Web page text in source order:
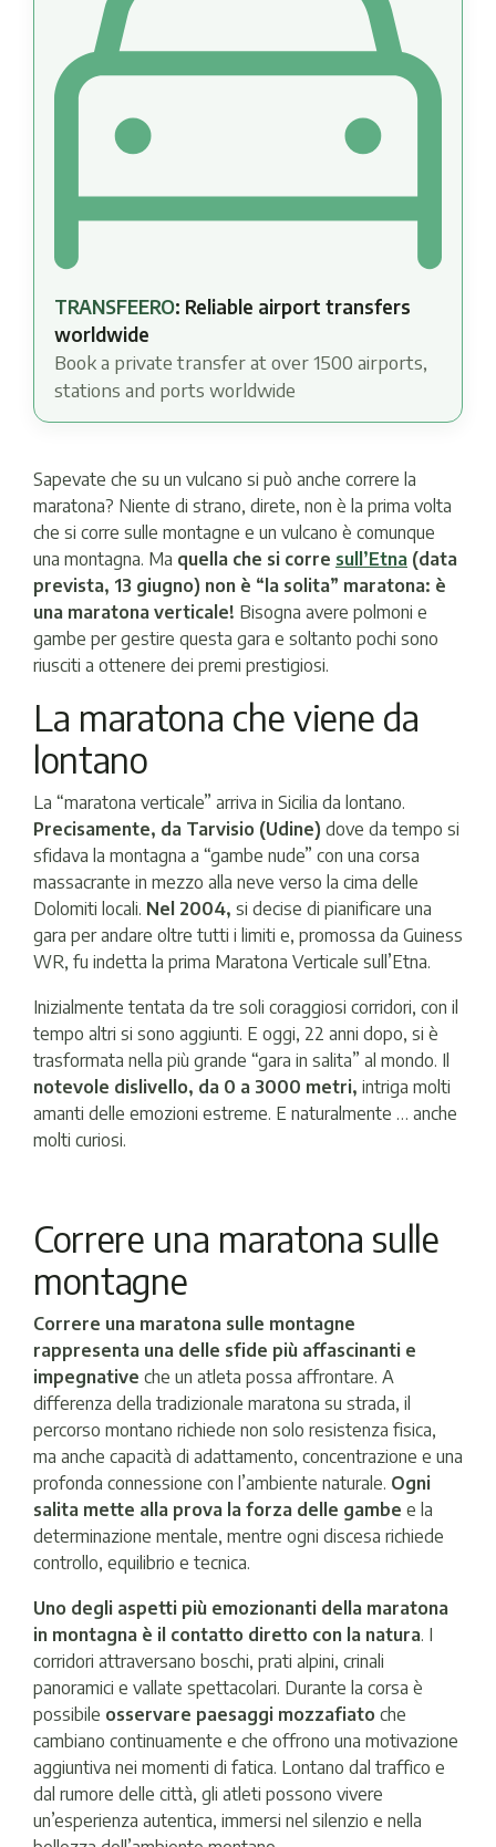
TRANSFEERO: Reliable airport transfers
worldwide
Book a private transfer at over 1500 airports,
stations and ports worldwide
Sapevate che su un vulcano si può anche correre la
maratona? Niente di strano, direte, non è la prima volta
che si corre sulle montagne e un vulcano è comunque
una montagna. Ma quella che si corre sull’Etna (data
prevista, 13 giugno) non è “la solita” maratona: è
una maratona verticale! Bisogna avere polmoni e
gambe per gestire questa gara e soltanto pochi sono
riusciti a ottenere dei premi prestigiosi.
La maratona che viene da
lontano
La “maratona verticale” arriva in Sicilia da lontano.
Precisamente, da Tarvisio (Udine) dove da tempo si
sfidava la montagna a “gambe nude” con una corsa
massacrante in mezzo alla neve verso la cima delle
Dolomiti locali. Nel 2004, si decise di pianificare una
gara per andare oltre tutti i limiti e, promossa da Guiness
WR, fu indetta la prima Maratona Verticale sull’Etna.
Inizialmente tentata da tre soli coraggiosi corridori, con il
tempo altri si sono aggiunti. E oggi, 22 anni dopo, si è
trasformata nella più grande “gara in salita” al mondo. Il
notevole dislivello, da 0 a 3000 metri, intriga molti
amanti delle emozioni estreme. E naturalmente … anche
molti curiosi.
Correre una maratona sulle
montagne
Correre una maratona sulle montagne
rappresenta una delle sfide più affascinanti e
impegnative che un atleta possa affrontare. A
differenza della tradizionale maratona su strada, il
percorso montano richiede non solo resistenza fisica,
ma anche capacità di adattamento, concentrazione e una
profonda connessione con l’ambiente naturale. Ogni
salita mette alla prova la forza delle gambe e la
determinazione mentale, mentre ogni discesa richiede
controllo, equilibrio e tecnica.
Uno degli aspetti più emozionanti della maratona
in montagna è il contatto diretto con la natura. I
corridori attraversano boschi, prati alpini, crinali
panoramici e vallate spettacolari. Durante la corsa è
possibile osservare paesaggi mozzafiato che
cambiano continuamente e che offrono una motivazione
aggiuntiva nei momenti di fatica. Lontano dal traffico e
dal rumore delle città, gli atleti possono vivere
un’esperienza autentica, immersi nel silenzio e nella